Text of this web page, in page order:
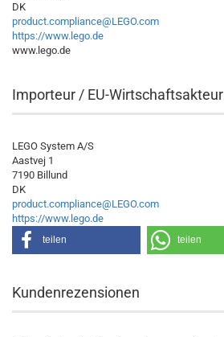
DK
product.compliance@LEGO.com
https://www.lego.de
www.lego.de
Importeur / EU-Wirtschaftsakteur
LEGO System A/S
Aastvej 1
7190 Billund
DK
product.compliance@LEGO.com
https://www.lego.de
teilen teilen
Kundenrezensionen